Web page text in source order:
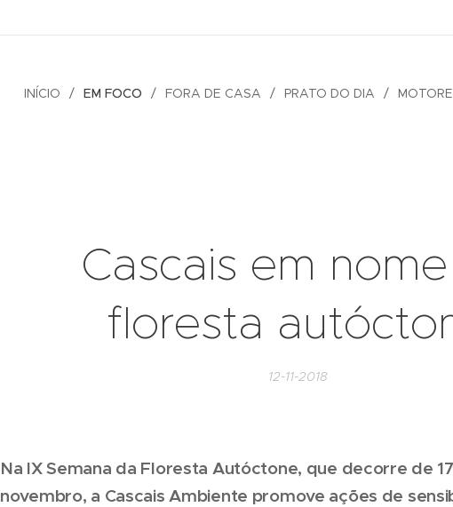
INÍCIO EM FOCO FORA DE CASA PRATO DO DIA
Cascais em
floresta
12-11-2018
Na IX Semana da Floresta Autóctone, que decorre de
novembro, a Cascais Ambiente promove ações de